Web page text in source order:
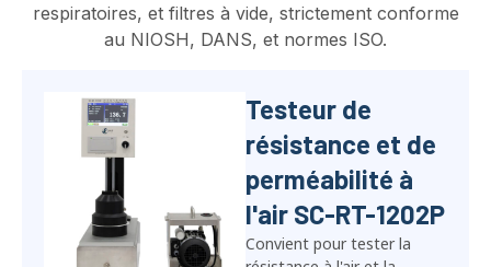
respiratoires, et filtres à vide, strictement conforme
au NIOSH, DANS, et normes ISO.
Valve de
respirateurTesteur
d'étanchéité à
l'air SC-RT-
N1704